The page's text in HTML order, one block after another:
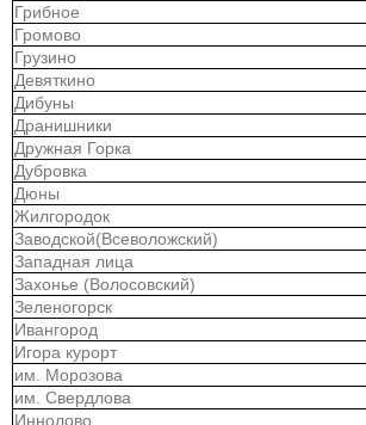
Грибное
Громово
Грузино
Девяткино
Дибуны
Дранишники
Дружная Горка
Дубровка
Дюны
Жилгородок
Заводской(Всеволожский)
Западная лица
Захонье (Волосовский)
Зеленогорск
Ивангород
Игора курорт
им. Морозова
им. Свердлова
Иннолово